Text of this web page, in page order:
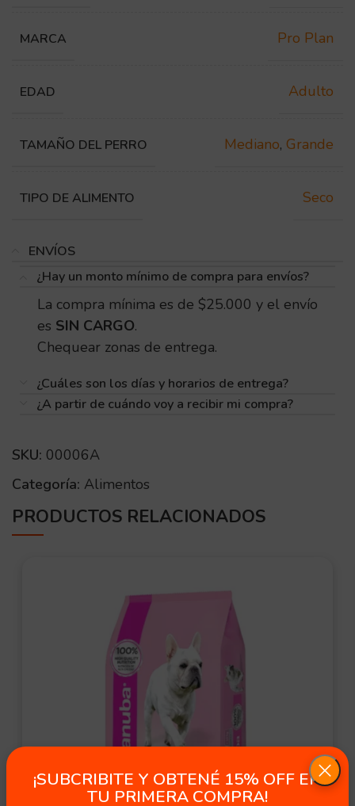
¡SUBCRIBITE Y OBTENÉ 15% OFF EN
TU PRIMERA COMPRA!
MARCA Pro Plan
EDAD Adulto
TAMAÑO DEL PERRO Mediano, Grande
TIPO DE ALIMENTO Seco
ENVÍOS
¿Hay un monto mínimo de compra para envíos?
La compra mínima es de $25.000 y el envío
es SIN CARGO.
Chequear zonas de entrega.
¿Cuáles son los días y horarios de entrega?
¿A partir de cuándo voy a recibir mi compra?
SKU: 00006A
Categoría: Alimentos
PRODUCTOS RELACIONADOS